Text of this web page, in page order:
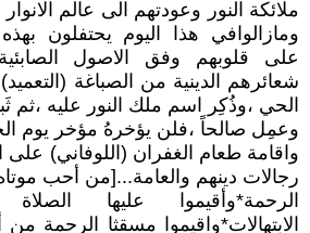
ملائكة النور وعودتهم الى عالم الانوار
ومازالوافي هذا اليوم يحتفلون
على قلوبهم وفق الاصول الصابئية
شعائرهم الدينية من الصباغة
الحي ،وذُكِر اسم ملك النور عليه
وعمِل صالحاً ،فلن يؤخرهُ مؤخر يوم
واقامة طعام الغفران (اللوفاني) على
رجالات دينهم والعامة...[من أحب
الرحمة*وأقيموا عليها الصلاة
الابتهالات*واقيموا مسقثا الرحمة من